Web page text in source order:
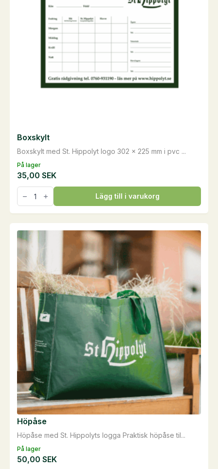
På lager
Boxskylt med St. Hippolyt logo 302 x 225 mm i pvc ...
Boxskylt
35,00 SEK
Boxskylt
mängd
Lägg till i varukorg
På lager
Höpåse med St. Hippolyts logga Praktisk höpåse til...
Höpåse
50,00 SEK